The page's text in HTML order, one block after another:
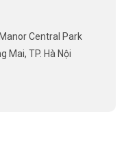
Central Park
Mai, TP. Hà Nội